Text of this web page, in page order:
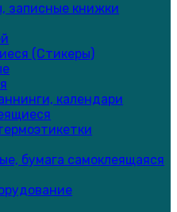
записные книжки
(Стикеры)
календари
бумага самоклеящаяся